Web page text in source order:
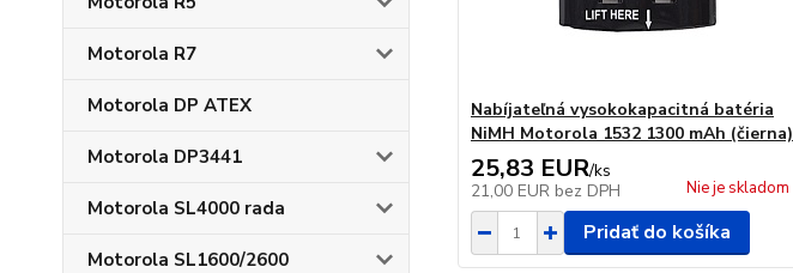
Motorola R7
Motorola DP ATEX
Motorola DP3441
Motorola SL4000 rada
Motorola SL1600/2600
Nabíjateľná vysokokapacitná batéria
NiMH Motorola 1532 1300 mAh (čierna)
25,83 EUR/ks
21,00 EUR bez DPH Nie je skladom
Pridať do košíka